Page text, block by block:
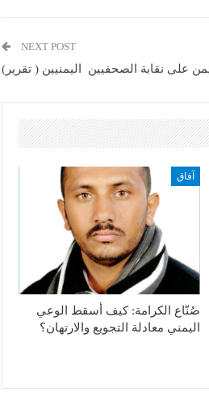
NEXT POST
على نقابة الصحفيين اليمنيين ( تقرير)
آفاق
صُنّاع الكرامة: كيف أسقط الوعي
اليمني معادلة التجويع والارتهان؟